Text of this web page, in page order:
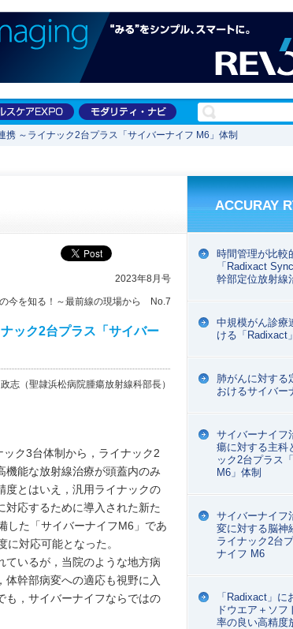
～ライナック2台プラス「サイバーナイフ M6」体制
2023年8月号
今を知る！～最前線の現場から No.7
ック2台プラス「サイバー
志（聖隷浜松病院腫瘍放射線科部長）
ク3台体制から，ライナック2
機能な放射線治療が頭蓋内のみ
度とはいえ，汎用ライナックの
応するために導入された新た
した「サイバーナイフM6」であ
対応可能となった。
ているが，当院のような地方病
幹部病変への適応も視野に入
も，サイバーナイフならではの
ACCURAY
時間管理が比較
「Radixact
幹部定位放射線
中規模がん診療
ける「Radixact
肺がんに対する
おけるサイバー
サイバーナイフ
瘍に対する主科
ック2台プラス
M6」体制
サイバーナイフ
変に対する脳神
ライナック2台
ナイフ M6
「Radixact」
ドウエア＋ソフ
率の良い高精度